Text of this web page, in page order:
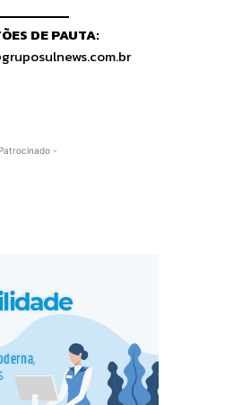
DE PAUTA:
-